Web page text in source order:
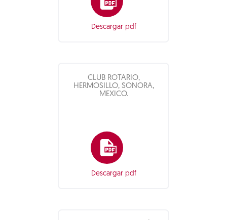
Descargar pdf
CLUB ROTARIO,
HERMOSILLO, SONORA,
MEXICO.
Descargar pdf